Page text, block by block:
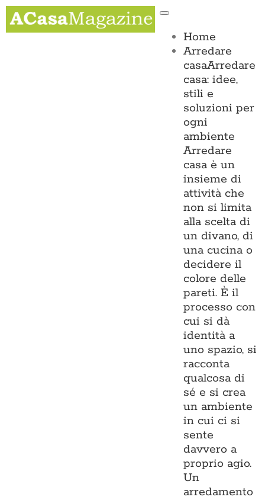
Salta
contenuto
Toggle
Home
Arredare
casaArredare
casa: idee,
stili e
soluzioni per
ogni
ambiente
Arredare
casa è un
insieme di
attività che
non si limita
alla scelta di
un divano, di
una cucina o
decidere il
colore delle
pareti. È il
processo con
cui si dà
identità a
uno spazio, si
racconta
qualcosa di
sé e si crea
un ambiente
in cui ci si
sente
davvero a
proprio agio.
Un
arredamento